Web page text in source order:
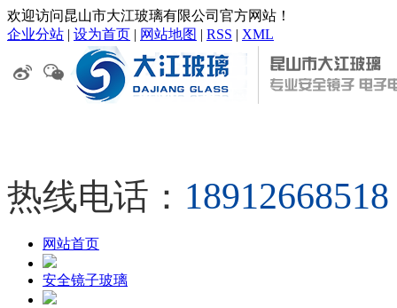
欢迎访问昆山市大江玻璃有限公司官方网站！
企业分站 | 设为首页 | 网站地图 | RSS | XML
热线电话：
网站首页
安全镜子玻璃